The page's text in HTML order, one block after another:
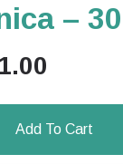
–
Add To Cart